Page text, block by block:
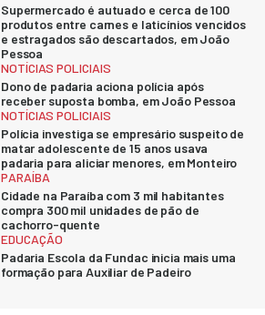
Supermercado é autuado e cerca de 100
produtos entre carnes e laticínios vencidos
e estragados são descartados, em João
Pessoa
NOTÍCIAS POLICIAIS
Dono de padaria aciona polícia após
receber suposta bomba, em João Pessoa
NOTÍCIAS POLICIAIS
Polícia investiga se empresário suspeito de
matar adolescente de 15 anos usava
padaria para aliciar menores, em Monteiro
PARAÍBA
Cidade na Paraíba com 3 mil habitantes
compra 300 mil unidades de pão de
cachorro-quente
EDUCAÇÃO
Padaria Escola da Fundac inicia mais uma
formação para Auxiliar de Padeiro